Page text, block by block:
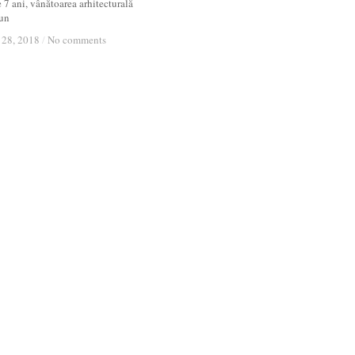
7 ani, vânătoarea arhitecturală
2018 / No comments
2018 / No comments